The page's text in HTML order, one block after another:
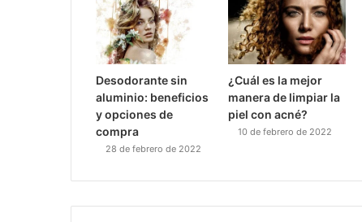
Desodorante sin
aluminio: beneficios
y opciones de
compra
28 de febrero de 2022
¿Cuál es la mejor
manera de limpiar la
piel con acné?
10 de febrero de 2022